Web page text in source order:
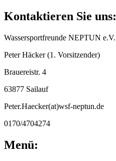
Kontaktieren Sie uns:
Wassersportfreunde NEPTUN e.V.
Peter Häcker (1. Vorsitzender)
Brauereistr. 4
63877 Sailauf
Peter.Haecker(at)wsf-neptun.de
0170/4704274
Menü: